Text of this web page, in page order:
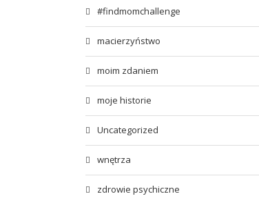
#findmomchallenge
macierzyństwo
moim zdaniem
moje historie
Uncategorized
wnętrza
zdrowie psychiczne